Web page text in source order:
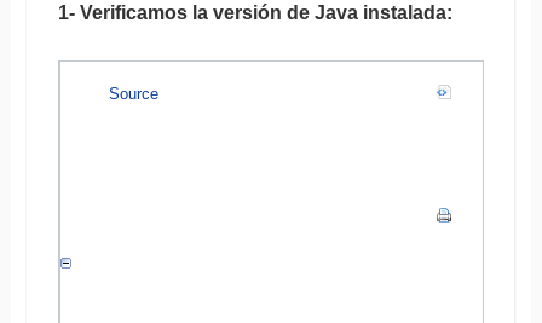
1- Verificamos la versión de Java instalada:
Source